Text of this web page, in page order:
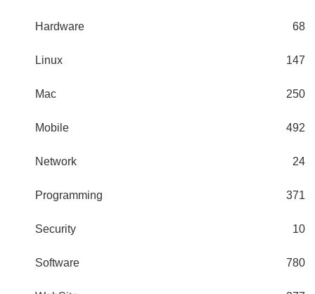
Hardware 68
Linux 147
Mac 250
Mobile 492
Network 24
Programming 371
Security 10
Software 780